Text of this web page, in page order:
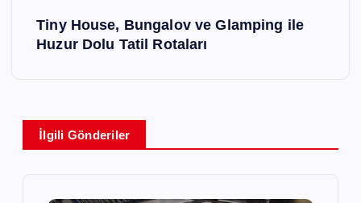
n
Tiny House, Bungalov ve Glamping ile
Huzur Dolu Tatil Rotaları
İlgili Gönderiler